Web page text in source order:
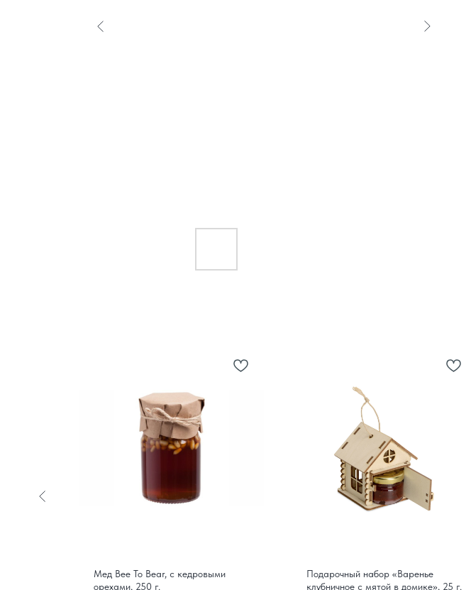
Мед Bee To Bear, с кедровыми
орехами, 250 г.
Подарочный набор «Варенье
клубничное с мятой в домике», 25 г.